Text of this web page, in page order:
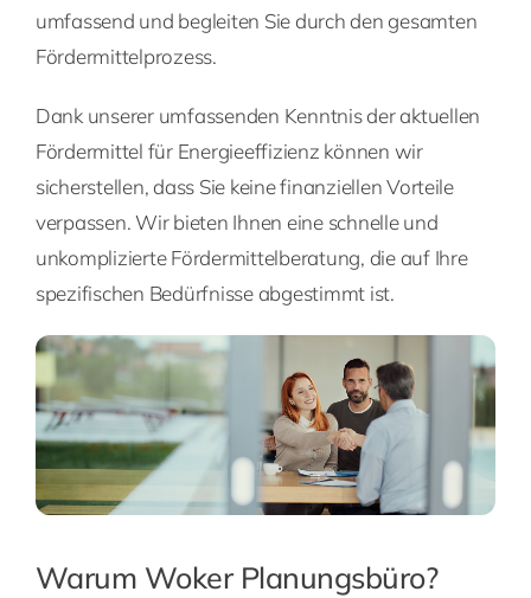
umfassend und begleiten Sie durch den gesamten
Fördermittelprozess.
Dank unserer umfassenden Kenntnis der aktuellen
Fördermittel für Energieeffizienz können wir
sicherstellen, dass Sie keine finanziellen Vorteile
verpassen. Wir bieten Ihnen eine schnelle und
unkomplizierte Fördermittelberatung, die auf Ihre
spezifischen Bedürfnisse abgestimmt ist.
Warum Woker Planungsbüro?